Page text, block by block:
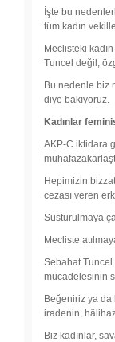
İşte bu
tüm kadın
Meclisteki
Tuncel değil,
Bu nedenle biz
diye bakıyoruz.
Kadınlar
AKP-C iktidara
Hepimizin
cezası veren
Susturulmaya
Mecliste
Sebahat Tuncel
mücadelesinin
Beğeniriz ya da
iradenin,
Biz kadınlar,